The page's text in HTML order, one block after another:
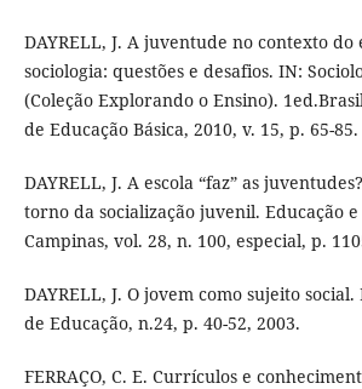
DAYRELL, J. A juventude no contexto do
sociologia: questões e desafios. IN:
(Coleção Explorando o Ensino).
de Educação Básica, 2010, v. 15, p. 65-85.
DAYRELL, J. A escola “faz” as
torno da socialização juvenil. Educação e
Campinas, vol. 28, n. 100, especial, p.
DAYRELL, J. O jovem como sujeito
de Educação, n.24, p. 40-52, 2003.
FERRAÇO, C. E. Currículos e